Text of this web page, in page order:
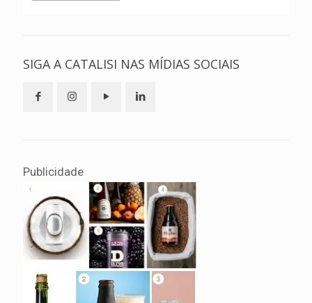
SIGA A CATALISI NAS MÍDIAS SOCIAIS
Publicidade